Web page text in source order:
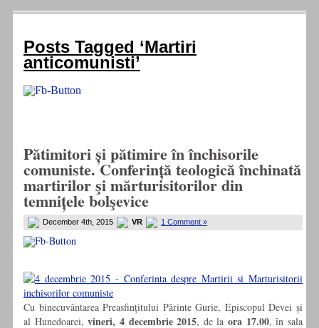
Posts Tagged ‘Martiri
anticomunisti’
Pătimitori și pătimire în închisorile
comuniste. Conferință teologică închinată
martirilor şi mărturisitorilor din
temnițele bolşevice
December 4th, 2015 VR 1 Comment »
Cu binecuvântarea Preasfințitului Părinte Gurie, Episcopul Devei și
al Hunedoarei,vineri, 4 decembrie 2015, de laora 17.00, în sala